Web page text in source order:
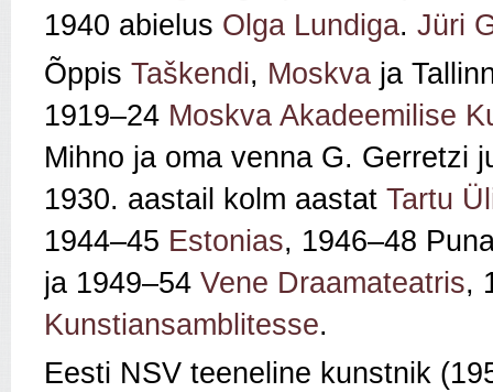
1940 abielus Olga Lundiga. Jüri
Õppis Taškendi, Moskva ja
1919–24 Moskva Akadeemilise
Mihno ja oma venna G. Gerretzi
1930. aastail kolm aastat Tartu
1944–45 Estonias, 1946–48
ja 1949–54 Vene Draamateatris,
Kunstiansamblitesse.
Eesti NSV teeneline kunstnik